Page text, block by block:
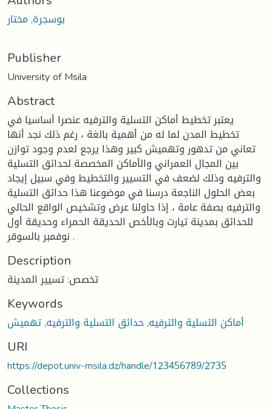
بوسجرة, مختار
Publisher
University of Msila
Abstract
يعتبر تخطيط أماكن التسلية والترفيه عنصرا أساسيا في
تخطيط المدن لما له من أهمية بالغة ، رغم ذلك نجد أنها
تعاني من تدهور وتهميش كبير وهذا يرجع لعدم وجود توازن
بين المجال العمراني والأماكن المخصصة لحدائق التسلية
والترفيه وذلك لضعف في التسيير والتخطيط وفي سبيل إيجاد
بعض الحلول الناجعة درسنا في موضوعنا هذا حدائق التسلية
والترفيه بصفة عامة ، إذا حاولنا عرض وتشخيص الواقع الحالي
للحدائق بمدينة تيارت وبالأخص الحديقة الحمراء وحديقة أول
نوفمبر بالسوقر .
Description
تخصص: تسيير المدينة
Keywords
أماكن التسلية والترفيه,حدائق التسلية والترفيه,تهميش
URI
https://depot.univ-msila.dz/handle/123456789/2735
Collections